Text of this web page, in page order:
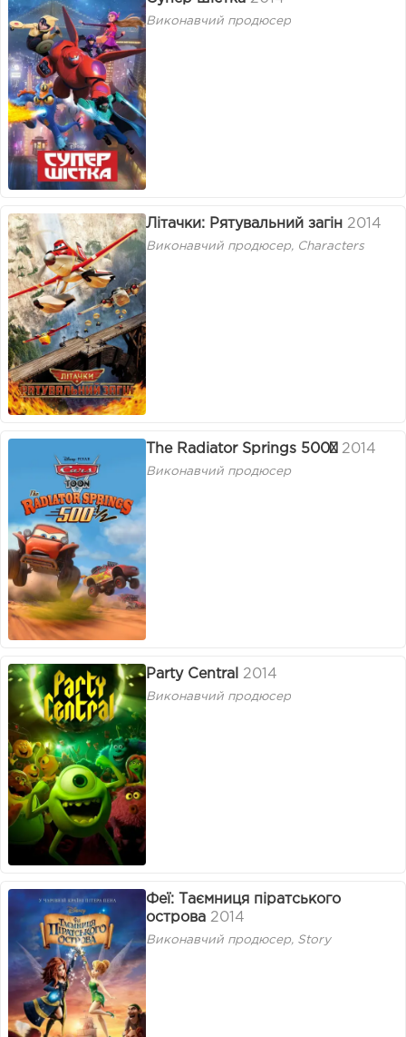
Виконавчий продюсер
Літачки: Рятувальний загін 2014
Виконавчий продюсер, Characters
The Radiator Springs 500½ 2014
Виконавчий продюсер
Party Central 2014
Виконавчий продюсер
Феї: Таємниця піратського
острова 2014
Виконавчий продюсер, Story